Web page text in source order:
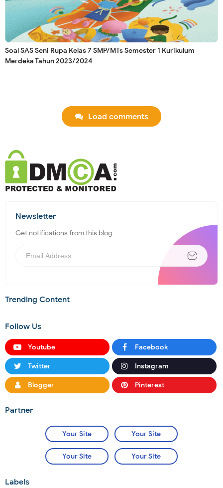
Soal SAS Seni Rupa Kelas 7 SMP/MTs Semester 1 Kurikulum
Merdeka Tahun 2023/2024
Load comments
Newsletter
Get notifications from this blog
Trending Content
Follow Us
Youtube Facebook
Twitter Instagram
Blogger Pinterest
Partner
Your Site Your Site
Your Site Your Site
Labels